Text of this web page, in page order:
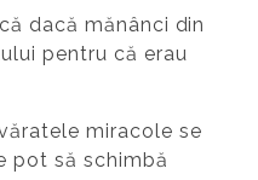
dacă mănânci din
pentru că erau
miracole se
pot să schimbă